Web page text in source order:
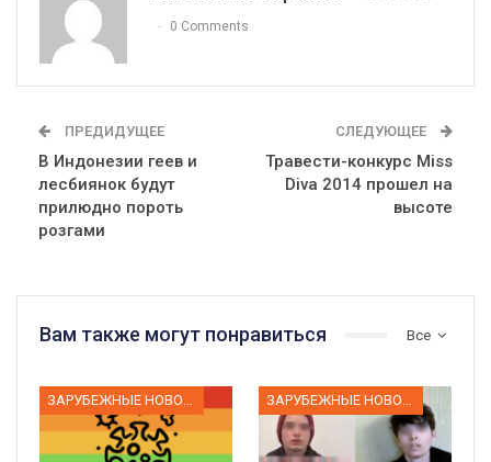
0 Comments
ПРЕДИДУЩЕЕ
В Индонезии геев и
лесбиянок будут
прилюдно пороть
розгами
СЛЕДУЮЩЕЕ
Травести-конкурс Miss
Diva 2014 прошел на
высоте
Все
Вам также могут понравиться